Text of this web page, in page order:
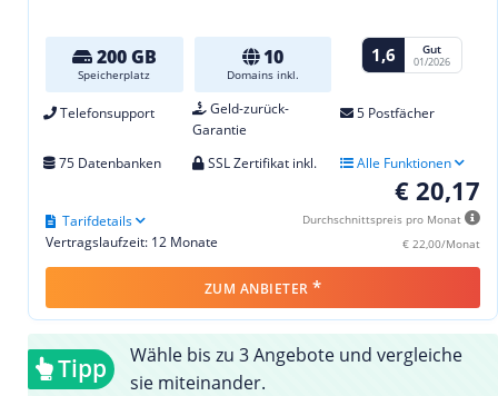
200 GB
Speicherplatz
10
Domains inkl.
1,6 Gut
01/2026
Telefonsupport
Geld-zurück-
Garantie
5 Postfächer
75 Datenbanken SSL Zertifikat inkl. Alle Funktionen
€ 20,17
Durchschnittspreis pro Monat
€ 22,00/Monat
Vertragslaufzeit: 12 Monate
Tarifdetails
ZUM ANBIETER *
Tipp
Wähle bis zu 3 Angebote und vergleiche
sie miteinander.